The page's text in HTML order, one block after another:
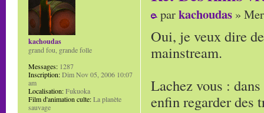
parkachoudas »
Oui, je veux dire
mainstream.
Lachez vous :
enfin regarder des
kachoudas
grand fou, grande folle
Messages: 1287
Inscription:Dim Nov 05, 2006 10:07
am
Localisation:Fukuoka
Film d'animation culte:La planète
sauvage